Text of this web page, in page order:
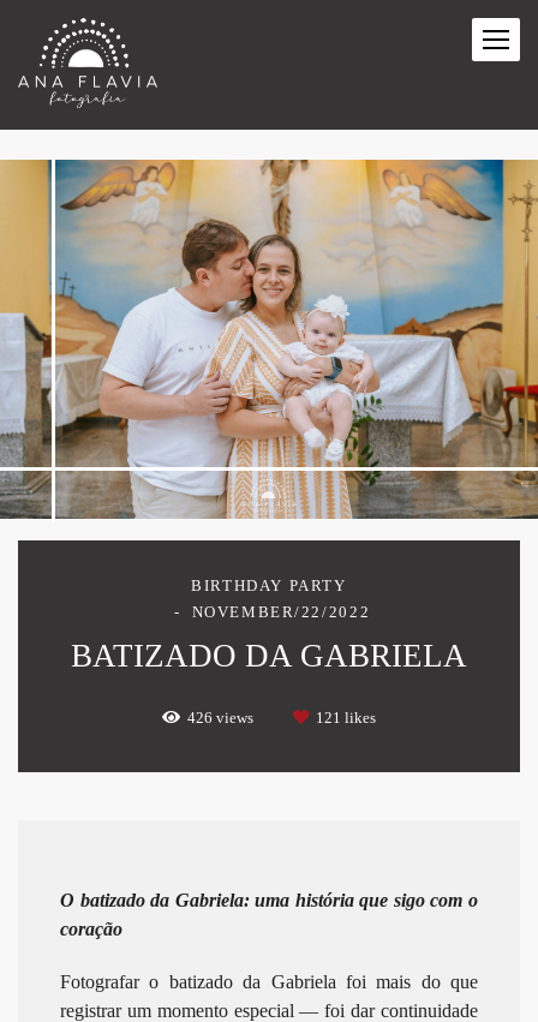
BIRTHDAY PARTY
NOVEMBER/22/2022
BATIZADO DA GABRIELA
426 views 121 likes
O batizado da Gabriela: uma história que sigo com o
coração
Fotografar o batizado da Gabriela foi mais do que
registrar um momento especial — foi dar continuidade